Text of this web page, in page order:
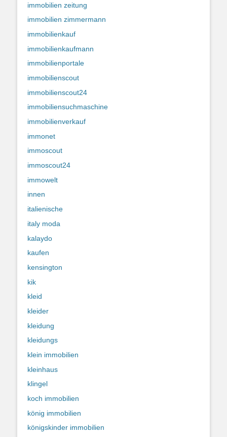
immobilien zeitung
immobilien zimmermann
immobilienkauf
immobilienkaufmann
immobilienportale
immobilienscout
immobilienscout24
immobiliensuchmaschine
immobilienverkauf
immonet
immoscout
immoscout24
immowelt
innen
italienische
italy moda
kalaydo
kaufen
kensington
kik
kleid
kleider
kleidung
kleidungs
klein immobilien
kleinhaus
klingel
koch immobilien
könig immobilien
königskinder immobilien